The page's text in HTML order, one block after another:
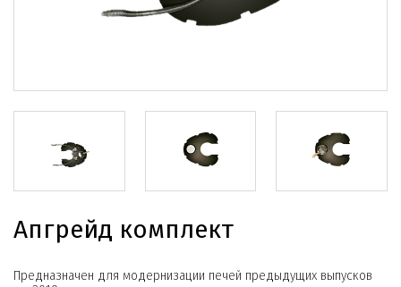
Апгрейд комплект
Предназначен для модернизации печей предыдущих выпусков